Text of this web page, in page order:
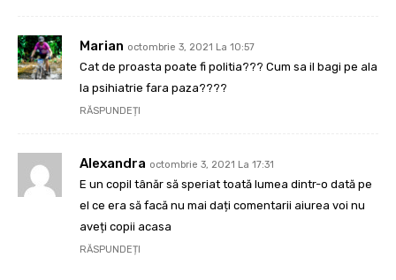
Marian octombrie 3, 2021 La 10:57
Cat de proasta poate fi politia??? Cum sa il bagi pe ala
la psihiatrie fara paza????
RĂSPUNDEȚI
Alexandra octombrie 3, 2021 La 17:31
E un copil tânăr să speriat toată lumea dintr-o dată pe
el ce era să facă nu mai dați comentarii aiurea voi nu
aveți copii acasa
RĂSPUNDEȚI